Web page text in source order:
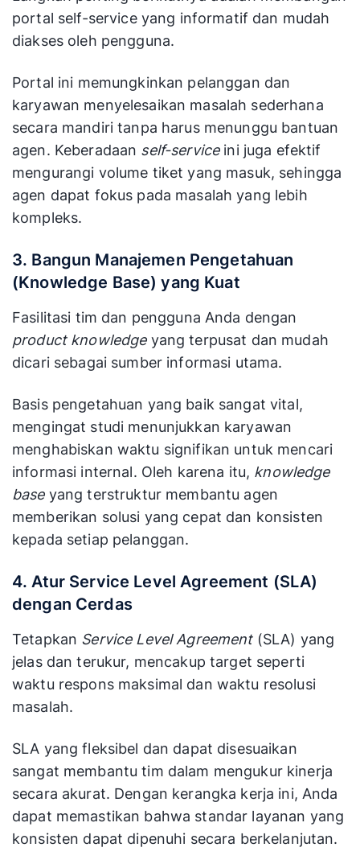
portal self-service yang informatif dan mudah
diakses oleh pengguna.
Portal ini memungkinkan pelanggan dan
karyawan menyelesaikan masalah sederhana
secara mandiri tanpa harus menunggu bantuan
agen. Keberadaan self-serviceini juga efektif
mengurangi volume tiket yang masuk, sehingga
agen dapat fokus pada masalah yang lebih
kompleks.
3. Bangun Manajemen Pengetahuan
(Knowledge Base) yang Kuat
Fasilitasi tim dan pengguna Anda dengan
product knowledgeyang terpusat dan mudah
dicari sebagai sumber informasi utama.
Basis pengetahuan yang baik sangat vital,
mengingat studi menunjukkan karyawan
menghabiskan waktu signifikan untuk mencari
informasi internal. Oleh karena itu, knowledge
baseyang terstruktur membantu agen
memberikan solusi yang cepat dan konsisten
kepada setiap pelanggan.
4. Atur Service Level Agreement (SLA)
dengan Cerdas
Tetapkan Service Level Agreement(SLA) yang
jelas dan terukur, mencakup target seperti
waktu respons maksimal dan waktu resolusi
masalah.
SLA yang fleksibel dan dapat disesuaikan
sangat membantu tim dalam mengukur kinerja
secara akurat. Dengan kerangka kerja ini, Anda
dapat memastikan bahwa standar layanan yang
konsisten dapat dipenuhi secara berkelanjutan.